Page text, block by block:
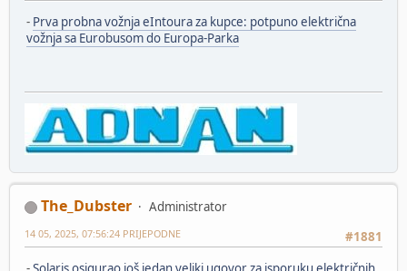
- Prva probna vožnja eIntoura za kupce: potpuno električna
vožnja sa Eurobusom do Europa-Parka
The_Dubster
Administrator
#1881
14 05, 2025, 07:56:24 PRIJEPODNE